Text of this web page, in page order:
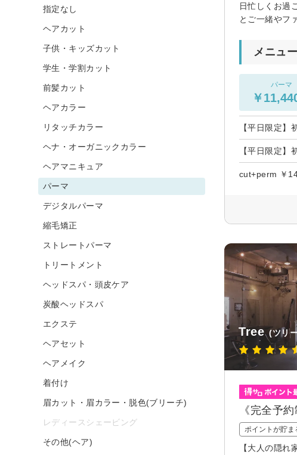
日忙しくお過
とご一緒やフ
メニュ
パーマ
￥
【平日限定
【平日限定
cut+perm ￥
Tree (ツリ
《完全予
ポイントが貯ま
【大人の隠
指定なし
ヘアカット
子供・キッズカット
学生・学割カット
前髪カット
ヘアカラー
リタッチカラー
ヘナ・オーガニックカラー
ヘアマニキュア
パーマ
デジタルパーマ
縮毛矯正
ストレートパーマ
トリートメント
ヘッドスパ・頭皮ケア
炭酸ヘッドスパ
エクステ
ヘアセット
ヘアメイク
着付け
眉カット・眉カラー・脱色(ブリーチ)
レディースシェービング
その他(ヘア)